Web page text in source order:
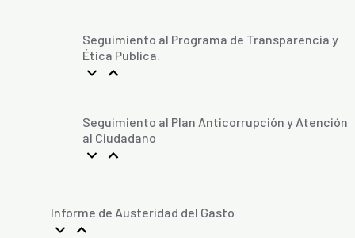
Seguimiento al Programa de Transparencia y
Ética Publica.
Seguimiento al Plan Anticorrupción y Atención
al Ciudadano
Informe de Austeridad del Gasto